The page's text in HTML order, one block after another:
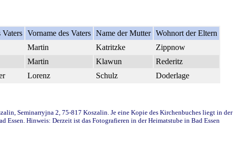
Vaters Vorname des Vaters Name der Mutter Wohnort der Eltern
Martin Katritzke
Zippnow
Martin Klawun
Rederitz
Lorenz Schulz Doderlage
Seminarryjna 2, 75-817 Koszalin. Je eine Kopie des Kirchenbuches liegt in der
Essen. Hinweis: Derzeit ist das Fotografieren in der Heimatstube in Bad Essen